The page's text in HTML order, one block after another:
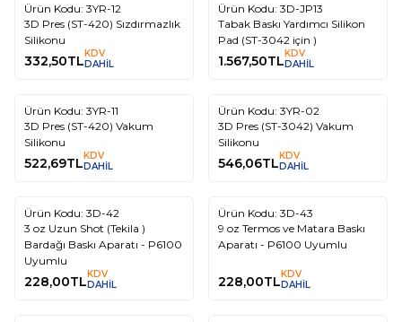
Ürün Kodu: 3YR-12
3D Pres (ST-420) Sızdırmazlık
Silikonu
332,50TLKDV
DAHİL
Ürün Kodu: 3D-JP13
Tabak Baskı Yardımcı Silikon
Pad (ST-3042 için )
1.567,50TLKDV
DAHİL
Ürün Kodu: 3YR-11
3D Pres (ST-420) Vakum
Silikonu
522,69TLKDV
DAHİL
Ürün Kodu: 3YR-02
3D Pres (ST-3042) Vakum
Silikonu
546,06TLKDV
DAHİL
Ürün Kodu: 3D-42
3 oz Uzun Shot (Tekila )
Bardağı Baskı Aparatı - P6100
Uyumlu
228,00TLKDV
DAHİL
Ürün Kodu: 3D-43
9 oz Termos ve Matara Baskı
Aparatı - P6100 Uyumlu
228,00TLKDV
DAHİL